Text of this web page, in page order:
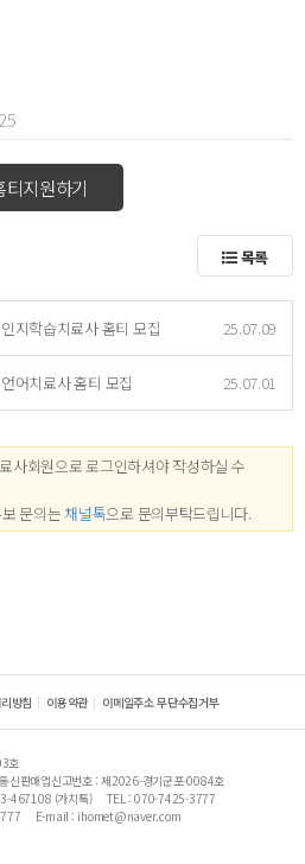
티지원하기
목록
지학습치료사 홈티 모집 25.07.09
어치료사 홈티 모집 25.07.01
사회원으로 로그인하셔야 작성하실 수
문의는 채널톡으로 문의부탁드립니다.
방침 이용약관 이메일주소 무단수집거부
호
통신판매업신고번호 : 제2026-경기군포-0084호
467108 (가치톡)
TEL : 070-7425-3777
E-mail : ihomet@naver.com